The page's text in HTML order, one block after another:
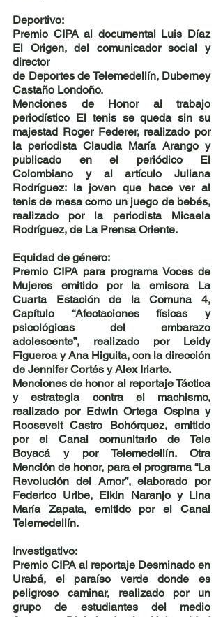
Deportivo:
Premio CIPA al documental Luis Díaz
El Origen, del comunicador social y
director
de Deportes de Telemedellín, Duberney
Castaño Londoño.
Menciones de Honor al trabajo
periodístico El tenis se queda sin su
majestad Roger Federer, realizado por
la periodista Claudia María Arango y
publicado en el periódico El
Colombiano y al artículo Juliana
Rodríguez: la joven que hace ver al
tenis de mesa como un juego de bebés,
realizado por la periodista Micaela
Rodríguez, de La Prensa Oriente.
Equidad de género:
Premio CIPA para programa Voces de
Mujeres emitido por la emisora La
Cuarta Estación de la Comuna 4,
Capítulo “Afectaciones físicas y
psicológicas del embarazo
adolescente”, realizado por Leidy
Figueroa y Ana Higuita, con la dirección
de Jennifer Cortés y Alex Iriarte.
Menciones de honor al reportaje Táctica
y estrategia contra el machismo,
realizado por Edwin Ortega Ospina y
Roosevelt Castro Bohórquez, emitido
por el Canal comunitario de Tele
Boyacá y por Telemedellín. Otra
Mención de honor, para el programa “La
Revolución del Amor”, elaborado por
Federico Uribe, Elkin Naranjo y Lina
María Zapata, emitido por el Canal
Telemedellín.
Investigativo:
Premio CIPA al reportaje Desminado en
Urabá, el paraíso verde donde es
peligroso caminar, realizado por
un